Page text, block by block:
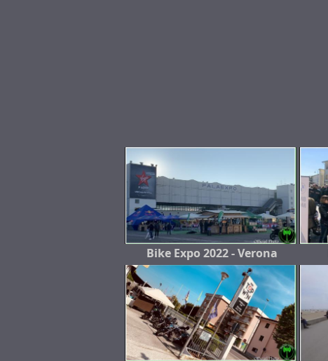
Bike Expo 2022 - Verona